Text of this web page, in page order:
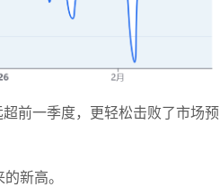
前一季度，更轻松击败了市场预
新高。